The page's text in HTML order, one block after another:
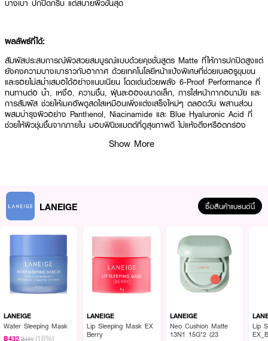
บางเบา ปกปิดกริบ แต่สบายผิวขั้นสุด
ผลลัพธ์ที่ได้:
สัมผัสประสบการณ์ผิวสวยสมบูรณ์แบบด้วยคุชชั่นสูตร Matte ที่ให้การปกปิดสูงแต่
ยังคงความบางเบาราวกับอากาศ ด้วยเทคโนโลยีหน้าแป้งพิเศษที่ช่วยเบลอรูขุมขน
และรอยไม่สม่ำเสมอได้อย่างแนบเนียน โดดเด่นด้วยพลัง 6-Proof Performance ที่
ทนทานต่อ น้ำ, เหงื่อ, ความชื้น, ฝุ่นละอองขนาดเล็ก, การใส่หน้ากากอนามัย และ
การสัมผัส ช่วยให้เมคอัพดูสดใสเหมือนเพิ่งแต่งเสร็จใหม่ๆ ตลอดวัน ผสานส่วน
ผสมบำรุงผิวอย่าง Panthenol, Niacinamide และ Blue Hyaluronic Acid ที่
ช่วยให้ผิวชุ่มชื้นจากภายใน มอบฟินิชแมตต์ที่ดูสุขภาพดี ไม่แห้งตึงหรือตกร่อง
ชม.
● Full Pore Coverage ปกปิดรูขุมขนและจุดด่างดำได้อย่างเนียนกริบทุกมิติ
● 6-Proof Formula ทนทานต่อทุกสภาวะ ทั้งความชื้น เหงื่อ และการสัมผัส
● Skincare Infused บำรุงผิวด้วยเปปไทด์และไฮยาลูรอนิก ให้ผิวแข็งแรงและชุ่มชื้น
● เหมาะสำหรับผิวผสม, ผิวมัน และผิวธรรมดาที่ต้องการลุคแมตต์เป๊ะ
● FDA Registration no. 10-2-6800041442
Show More
LANEIGE ซื้อสินค้าแบรนด์นี้
LANEIGE
Water Sleeping Mask
฿432 ฿480 (10%)
LANEIGE
Lip Sleeping Mask EX
Berry
LANEIGE
Neo Cushion Matte
13N1 15G*2 (23
Lip